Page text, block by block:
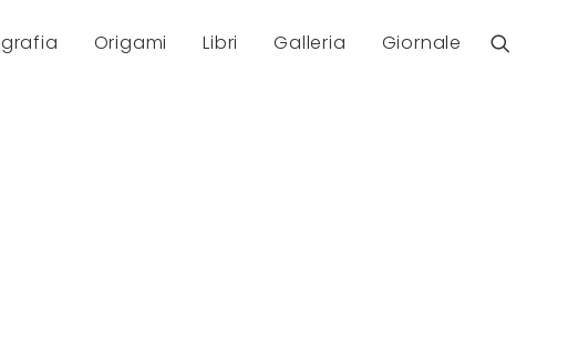
Origami Libri Galleria Giornale